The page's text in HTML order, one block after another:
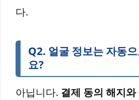
다.
Q2. 얼굴 정보는 자동
요?
아닙니다. 결제 동의 해지